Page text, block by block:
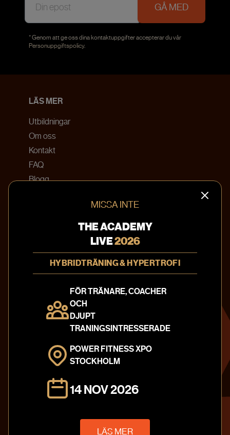
GÅ MED
* Genom att ge oss dina kontaktuppgifter accepterar du vår
Personuppgiftspolicy.
LÄS MER
Utbildningar
Om oss
Kontakt
FAQ
Blogg
info@theacademy.se
010-20 220 41
Integritetspolicy
MISSA INTE
THE ACADEMY
LIVE2026
HYBRIDTRÄNING & HYPERTROFI
FÖR TRÄNARE, COACHER
OCH
DJUPT
TRANINGSINTRESSERADE
POWER FITNESS XPO
STOCKHOLM
14 NOV 2026
LÄS MER